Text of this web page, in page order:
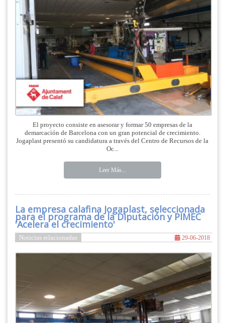
El proyecto consiste en asesorar y formar 50 empresas de la
demarcación de Barcelona con un gran potencial de crecimiento.
Jogaplast presentó su candidatura a través del Centro de Recursos de la
Oc...
Leer Más...
La empresa calafina Jogaplast, seleccionada
para el programa de la Diputación y PIMEC
'Acelera el crecimiento'
Noticias relacionadas 29-06-2018